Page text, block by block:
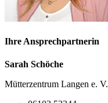
Ihre Ansprechpartnerin
Sarah Schöche
Mütterzentrum Langen e. V.